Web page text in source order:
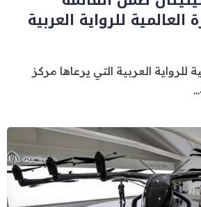
العالمية للرواية العربية
للرواية العربية التي يرعاها مركز